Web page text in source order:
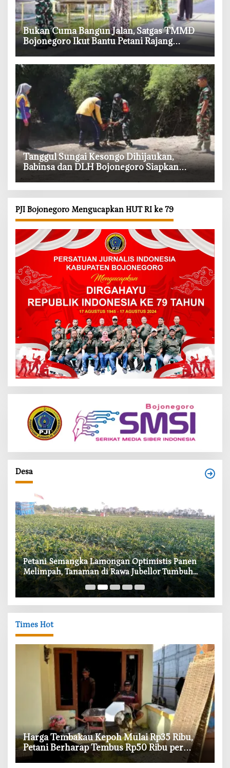
‎Bukan Cuma Bangun Jalan, Satgas TMMD
Bojonegoro Ikut Bantu Petani Rajang
Tembakau
‎Tanggul Sungai Kesongo Dihijaukan,
Babinsa dan DLH Bojonegoro Siapkan
PJI Bojonegoro Mengucapkan HUT RI ke 79
Desa
Petani Semangka Lamongan Optimistis Panen
Melimpah, Tanaman di Rawa Jubellor Tumbuh
Subur
Times Hot
Harga Tembakau Kepoh Mulai Rp35 Ribu,
Petani Berharap Tembus Rp50 Ribu per
Kilogram